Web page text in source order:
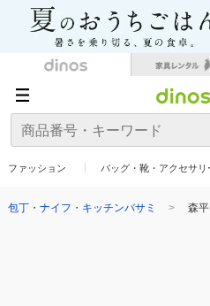
ファッション バッグ・靴・アクセサリ
包丁・ナイフ・キッチンバサミ 森